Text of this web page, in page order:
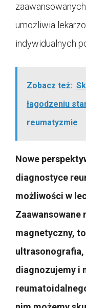
umożliwia
indywidualnych
Zobacz też:
łagodzeniu
reumatyzmie
Nowe
diagnostyce
możliwości w
Zaawansowane
magnetyczny,
ultrasonografia,
diagnozujemy i